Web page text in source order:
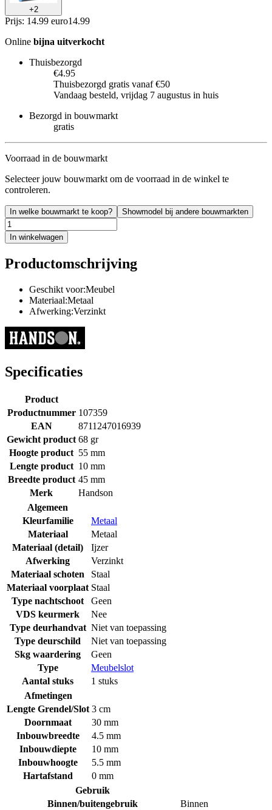
+2
Prijs: 14.99 euro14.99
Online bijna uitverkocht
Thuisbezorgd
€4.95
Thuisbezorgd gratis vanaf €50
Vandaag besteld, vrijdag 7 augustus in huis
Bezorgd in bouwmarkt
gratis
Voorraad in de bouwmarkt
Selecteer jouw bouwmarkt om de voorraad in de winkel te
controleren.
In welke bouwmarkt te koop? Showmodel bij andere bouwmarkten
In winkelwagen
Productomschrijving
Geschikt voor:Meubel
Materiaal:Metaal
Afwerking:Verzinkt
Specificaties
Product
Productnummer 107359
EAN
8711247016939
Gewicht product 68 gr
Hoogte product 55 mm
Lengte product 10 mm
Breedte product 45 mm
Merk
Handson
Algemeen
Kleurfamilie
Metaal
Materiaal
Metaal
Materiaal (detail)
Ijzer
Afwerking
Verzinkt
Materiaal schoten
Staal
Materiaal voorplaat Staal
Type nachtschoot
Geen
VDS keurmerk
Nee
Type deurhandvat Niet van toepassing
Type deurschild
Niet van toepassing
Skg waardering
Geen
Type
Meubelslot
Aantal stuks
1 stuks
Afmetingen
Lengte Grendel/Slot 3 cm
Doornmaat
30 mm
Inbouwbreedte
4.5 mm
Inbouwdiepte
10 mm
Inbouwhoogte
5.5 mm
Hartafstand
0 mm
Gebruik
Binnen/buitengebruik
Binnen